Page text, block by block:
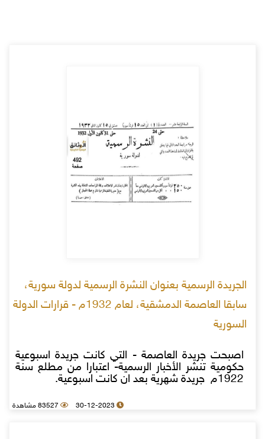
الجريدة الرسمية بعنوان النشرة الرسمية لدولة سورية،
سابقا العاصمة الدمشقية، لعام 1932م - قرارات الدولة
السورية
اصبحت جريدة العاصمة - التي كانت جريدة اسبوعية
حكومية تنشر الأخبار الرسمية- اعتبارا من مطلع سنة
1922م جريدة شهرية بعد ان كانت اسبوعية.
30-12-2023 83527 مشاهدة